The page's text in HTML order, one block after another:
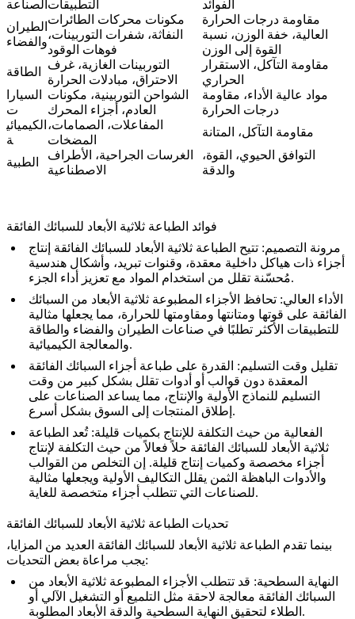
الصناعة التطبيقات
الفوائد
الطيران
والفضاء
مكونات محركات الطائرات
النفاثة، شفرات التوربينات،
فوهات الوقود
مقاومة درجات الحرارة
العالية، خفة الوزن، نسبة
القوة إلى الوزن
الطاقة
التوربينات الغازية، غرف
الاحتراق، مبادلات الحرارة
مقاومة التآكل، الاستقرار
الحراري
السيارا
ت
الشواحن التوربينية، مكونات
العادم، أجزاء المحرك
مواد عالية الأداء، مقاومة
درجات الحرارة
الكيميائي
ة
المفاعلات، الصمامات،
المضخات
مقاومة التآكل، المتانة
الطبية
الغرسات الجراحية، الأطراف
الاصطناعية
التوافق الحيوي، القوة،
والدقة
فوائد الطباعة ثلاثية الأبعاد للسبائك الفائقة
مرونة التصميم: تتيح الطباعة ثلاثية الأبعاد للسبائك الفائقة إنتاج
أجزاء ذات هياكل داخلية معقدة، وقنوات تبريد، وأشكال هندسية
مُحسّنة تقلل من استخدام المواد مع تعزيز أداء الجزء.
الأداء العالي: تحافظ الأجزاء المطبوعة ثلاثية الأبعاد من السبائك
الفائقة على قوتها ومتانتها ومقاومتها للحرارة، مما يجعلها مثالية
للتطبيقات الأكثر تطلبًا في صناعات الطيران والفضاء والطاقة
والمعالجة الكيميائية.
تقليل وقت التسليم: القدرة على طباعة أجزاء السبائك الفائقة
المعقدة دون قوالب أو أدوات تقلل بشكل كبير من وقت
التسليم للنماذج الأولية والإنتاج، مما يساعد الصناعات على
إطلاق المنتجات إلى السوق بشكل أسرع.
الفعالية من حيث التكلفة للإنتاج بكميات قليلة: تُعد الطباعة
ثلاثية الأبعاد للسبائك الفائقة حلاً فعالاً من حيث التكلفة لإنتاج
أجزاء مخصصة وكميات إنتاج قليلة. إن التخلص من القوالب
والأدوات الباهظة الثمن يقلل التكاليف الأولية ويجعلها مثالية
للصناعات التي تتطلب أجزاء متخصصة للغاية.
تحديات الطباعة ثلاثية الأبعاد للسبائك الفائقة
بينما تقدم الطباعة ثلاثية الأبعاد للسبائك الفائقة العديد من المزايا،
يجب مراعاة بعض التحديات:
النهاية السطحية: قد تتطلب الأجزاء المطبوعة ثلاثية الأبعاد من
السبائك الفائقة معالجة لاحقة مثل التلميع أو التشغيل الآلي أو
الطلاء لتحقيق النهاية السطحية والدقة الأبعاد المطلوبة.